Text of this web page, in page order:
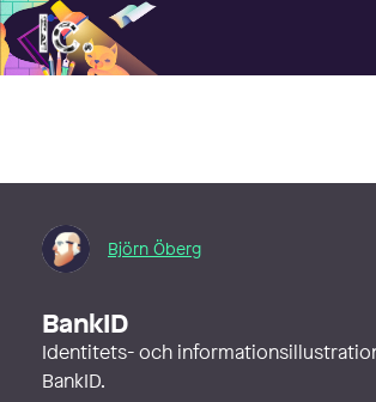
Illustratörcentrum
Björn Öberg
BankID
Identitets- och
BankID.